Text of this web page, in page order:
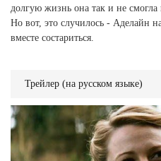
долгую жизнь она так и не
Но вот, это случилось - Аделайн
вместе состариться.
Трейлер (на русском языке)